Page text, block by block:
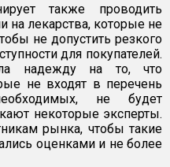
также проводить
на лекарства, которые не
не допустить резкого
для покупателей.
надежду на то, что
не входят в перечень
не будет
некоторые эксперты.
рынка, чтобы такие
оценками и не более